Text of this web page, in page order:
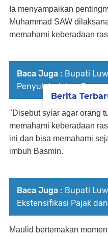
Ia menyampaikan
Muhammad SAW
memahami keberadaan
Baca Juga : Bupati
Penyuluh dalam
"Disebut syiar agar orang
memahami keberadaan
ini dan bisa memahami
imbuh Basmin.
Baca Juga : Bupati
Ekstensifikasi Pajak
Maulid bertemakan
Berita